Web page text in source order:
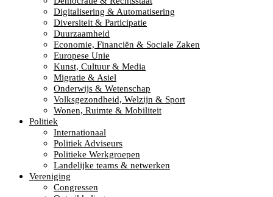
Digitalisering & Automatisering
Diversiteit & Participatie
Duurzaamheid
Economie, Financiën & Sociale Zaken
Europese Unie
Kunst, Cultuur & Media
Migratie & Asiel
Onderwijs & Wetenschap
Volksgezondheid, Welzijn & Sport
Wonen, Ruimte & Mobiliteit
Politiek
Internationaal
Politiek Adviseurs
Politieke Werkgroepen
Landelijke teams & netwerken
Vereniging
Congressen